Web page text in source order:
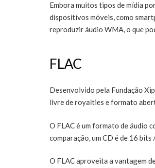
Embora muitos tipos de mídia
dispositivos móveis, como
reproduzir áudio WMA, o que
FLAC
Desenvolvido pela Fundação
livre de royalties e formato
O FLAC é um formato de áudio
comparação, um CD é de 16 bits
O FLAC aproveita a vantagem